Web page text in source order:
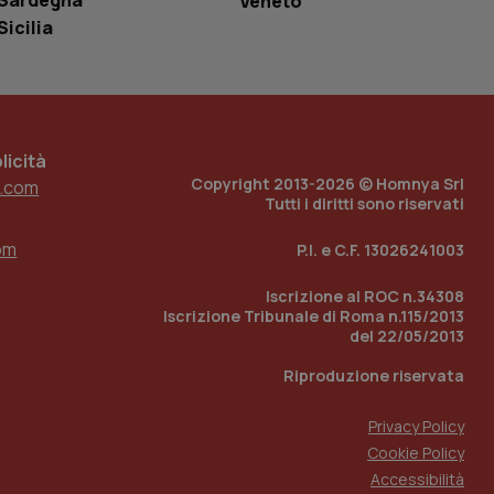
Copyright 2013-2026 © Homnya Srl
Tutti i diritti sono riservati
P.I. e C.F. 13026241003
Iscrizione al ROC n.34308
Iscrizione Tribunale di Roma n.115/2013
del 22/05/2013
Riproduzione riservata
Privacy Policy
Cookie Policy
Accessibilità
di accesso per
traccia
del sito web sta
di